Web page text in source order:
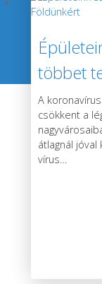
többet
A
csökkent a
átlagnál
vírus…